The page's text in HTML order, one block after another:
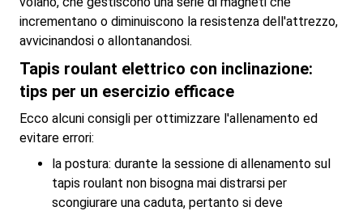
incrementano o diminuiscono la resistenza dell'attrezzo,
avvicinandosi o allontanandosi.
Tapis roulant elettrico con inclinazione:
tips per un esercizio efficace
Ecco alcuni consigli per ottimizzare l'allenamento ed
evitare errori:
la postura: durante la sessione di allenamento sul
tapis roulant non bisogna mai distrarsi per
scongiurare una caduta, pertanto si deve